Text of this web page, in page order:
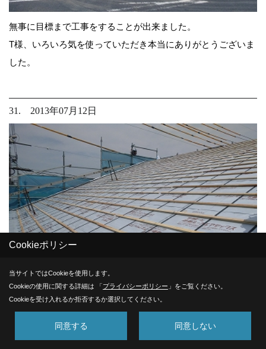
無事に目標まで工事をすることが出来ました。
T様、いろいろ気を使っていただき本当にありがとうございま
した。
31. 2013年07月12日
射熱シートを貼りました。
Cookieポリシー
当サイトではCookieを使用します。
Cookieの使用に関する詳細は 「プライバシーポリシー 」をご覧ください。
Cookieを受け入れるか拒否するか選択してください。
同意する 同意しない